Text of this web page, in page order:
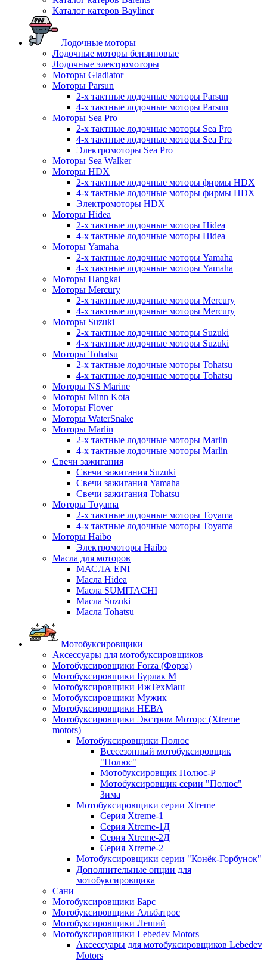
Каталог катеров Bayliner
Лодочные моторы
Лодочные моторы бензиновые
Лодочные электромоторы
Моторы Gladiator
Моторы Parsun
2-х тактные лодочные моторы Parsun
4-х тактные лодочные моторы Parsun
Моторы Sea Pro
2-х тактные лодочные моторы Sea Pro
4-х тактные лодочные моторы Sea Pro
Электромоторы Sea Pro
Моторы Sea Walker
Моторы HDX
2-х тактные лодочные моторы фирмы HDX
4-х тактные лодочные моторы фирмы HDX
Электромоторы HDX
Моторы Hidea
2-х тактные лодочные моторы Hidea
4-х тактные лодочные моторы Hidea
Моторы Yamaha
2-х тактные лодочные моторы Yamaha
4-х тактные лодочные моторы Yamaha
Моторы Hangkai
Моторы Mercury
2-х тактные лодочные моторы Mercury
4-х тактные лодочные моторы Mercury
Моторы Suzuki
2-х тактные лодочные моторы Suzuki
4-х тактные лодочные моторы Suzuki
Моторы Tohatsu
2-х тактные лодочные моторы Tohatsu
4-х тактные лодочные моторы Tohatsu
Моторы NS Marine
Моторы Minn Kota
Моторы Flover
Моторы WaterSnake
Моторы Marlin
2-х тактные лодочные моторы Marlin
4-х тактные лодочные моторы Marlin
Свечи зажигания
Свечи зажигания Suzuki
Свечи зажигания Yamaha
Свечи зажигания Tohatsu
Моторы Toyama
2-х тактные лодочные моторы Toyama
4-х тактные лодочные моторы Toyama
Моторы Haibo
Электромоторы Haibo
Масла для моторов
МАСЛА ENI
Масла Hidea
Масла SUMITACHI
Масла Suzuki
Масла Tohatsu
Мотобуксировщики
Аксессуары для мотобуксировщиков
Мотобуксировщики Forza (Форза)
Мотобуксировщики Бурлак М
Мотобуксировщики ИжТехМаш
Мотобуксировщики Мужик
Мотобуксировщики НЕВА
Мотобуксировщики Экстрим Моторс (Xtreme
motors)
Мотобуксировщики Полюс
Всесезонный мотобуксировщик
"Полюс"
Мотобуксировщик Полюс-Р
Мотобуксировщик серии "Полюс"
Зима
Мотобуксировщики серии Xtreme
Серия Xtreme-1
Серия Xtreme-1Д
Серия Xtreme-2Д
Серия Xtreme-2
Мотобуксировщики серии "Конёк-Горбунок"
Дополнительные опции для
мотобуксировщика
Сани
Мотобуксировщики Барс
Мотобуксировщики Альбатрос
Мотобуксировщики Леший
Мотобуксировщики Lebedev Motors
Аксессуары для мотобуксировщиков Lebedev
Motors